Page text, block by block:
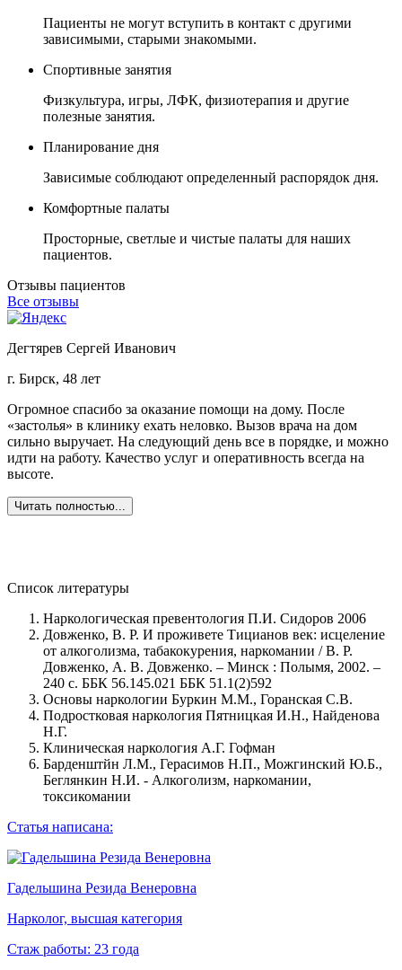
Пациенты не могут вступить в контакт с другими
зависимыми, старыми знакомыми.
Спортивные занятия
Физкультура, игры, ЛФК, физиотерапия и другие
полезные занятия.
Планирование дня
Зависимые соблюдают определенный распорядок дня.
Комфортные палаты
Просторные, светлые и чистые палаты для наших
пациентов.
Отзывы пациентов
Все отзывы
Дегтярев Сергей Иванович
г. Бирск, 48 лет
Огромное спасибо за оказание помощи на дому. После
«застолья» в клинику ехать неловко. Вызов врача на дом
сильно выручает. На следующий день все в порядке, и можно
идти на работу. Качество услуг и оперативность всегда на
высоте.
Читать полностью...
Список литературы
Наркологическая превентология П.И. Сидоров 2006
Довженко, В. Р. И проживете Тицианов век: исцеление
от алкоголизма, табакокурения, наркомании / В. Р.
Довженко, А. В. Довженко. – Минск : Полымя, 2002. –
240 с. ББК 56.145.021 ББК 51.1(2)592
Основы наркологии Буркин М.М., Горанская С.В.
Подростковая наркология Пятницкая И.Н., Найденова
Н.Г.
Клиническая наркология А.Г. Гофман
Барденштйн Л.М., Герасимов Н.П., Можгинский Ю.Б.,
Беглянкин Н.И. - Алкоголизм, наркомании,
токсикомании
Статья написана:
Гадельшина Резида Венеровна
Нарколог, высшая категория
Стаж работы: 23 года